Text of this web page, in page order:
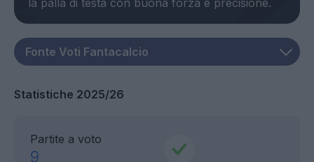
Statistiche 2025/26
Partite a voto
9